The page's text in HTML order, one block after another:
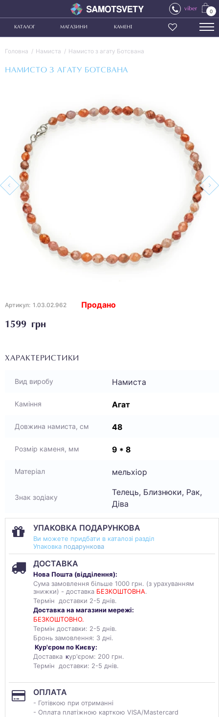
viber 0
КАТАЛОГ МАГАЗИНИ КАМЕНІ
Головна Намиста Намисто з агату Ботсвана
НАМИСТО З АГАТУ БОТСВАНА
Артикул: 1.03.02.962
1599 грн
Продано
ХАРАКТЕРИСТИКИ
Вид виробу Намиста
Каміння Агат
Довжина намиста, см 48
Розмір каменя, мм 9 * 8
Матеріал мельхіор
Знак зодіаку
Телець, Близнюки, Рак,
Діва
УПАКОВКА ПОДАРУНКОВА
Ви можете придбати в каталозі разділ
Упаковка подарункова
ДОСТАВКА
Нова Пошта (відділення):
Сума замовлення більше 1000 грн. (з урахуванням
знижки) - доставка БЕЗКОШТОВНА.
Термін доставки 2-5 днів.
Доставка на магазини мережі:
БЕЗКОШТОВНО.
Термін доставки: 2-5 днів.
Бронь замовлення: 3 дні.
Кур'єром по Києву:
Доставка кур'єром: 200 грн.
Термін доставки: 2-5 днів.
ОПЛАТА
- Готівкою при отриманні
- Оплата платіжною карткою VISA/Mastercard